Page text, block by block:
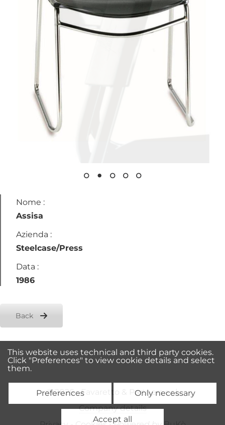
Studio
Prodotti
Archivio
Contatti
Nome :
Assisa
Azienda :
Steelcase/Press
Data :
1986
Back
© 2026 • Favaretto & Partners s.r.l.
Company details
This website uses technical and third party cookies.
Click "Preferences" to view cookie details and select
them.
Preferences Only necessary
Accept all